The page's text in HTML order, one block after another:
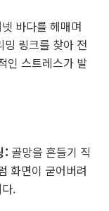
바다를 헤매며
링크를 찾아 전
인 스트레스가 발
: 골망을 흔들기 직
화면이 굳어버려
.